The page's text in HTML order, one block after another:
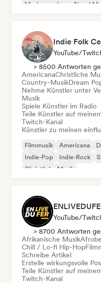
Moderner Jazz
Neo /
Indie Folk
> 8500 Antworten
AmericanaChristliche
Country-MusikDream
Nehme Künstler unter
Musik
Spiele Künstler im Radio
Teile Künstler auf
Twitch-Kanal
Künstler zu meinen
Filmmusik Americana
Indie-Pop
Indie-Rock
Christliche Musik
> 8700 Antworten
Afrikanische Musik
Chill / Lo-fi Hip-Hop
Schreibe Artikel
Erstelle wirkungsvolle
Teile Künstler auf
Twitch-Kanal